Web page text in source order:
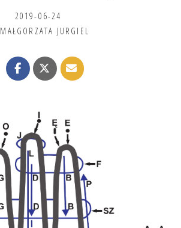
2019-06-24
MAŁGORZATA JURGIEL